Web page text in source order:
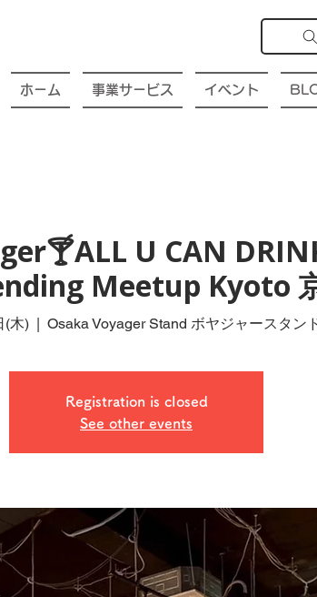
ホーム 事業サービス イベント
U CAN
Meetup Kyoto
(木)
  |
Osaka Voyager Stand ボヤジャースタン
Registration is closed
See other events